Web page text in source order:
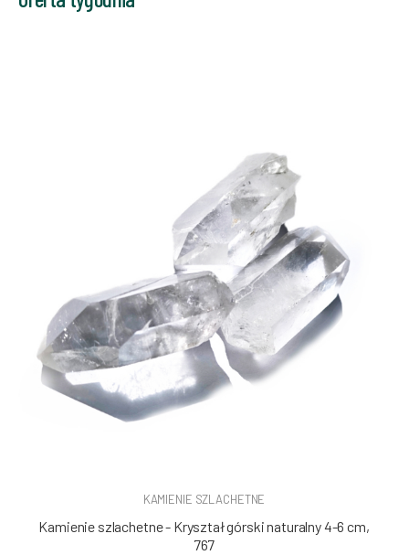
KAMIENIE SZLACHETNE
Kamienie szlachetne - Kryształ górski naturalny 4-6 cm,
767